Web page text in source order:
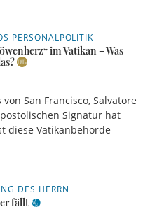
PERSONALPOLITIK
im Vatikan – Was
San Francisco, Salvatore
Signatur hat
diese Vatikanbehörde
DES HERRN
fällt